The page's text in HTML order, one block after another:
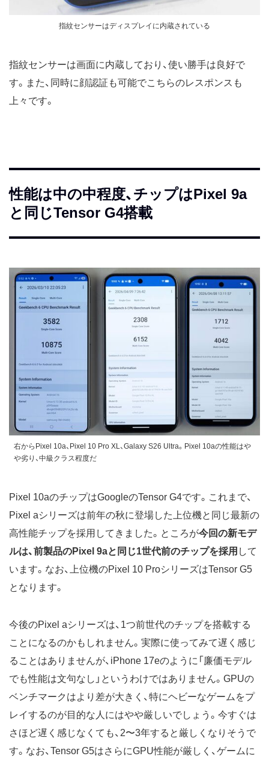
指紋センサーはディスプレイに内蔵されている
指紋センサーは画面に内蔵しており、使い勝手は良好で
す。また、同時に顔認証も可能でこちらのレスポンスも
上々です。
性能は中の中程度、チップはPixel 9a
と同じTensor G4搭載
右からPixel 10a、Pixel 10 Pro XL、Galaxy S26 Ultra。Pixel 10aの性能はや
や劣り、中級クラス程度だ
Pixel 10aのチップはGoogleのTensor G4です。これまで、
Pixel aシリーズは前年の秋に登場した上位機と同じ最新の
高性能チップを採用してきました。ところが今回の新モデ
ルは、前製品のPixel 9aと同じ1世代前のチップを採用 して
います。なお、上位機のPixel 10 ProシリーズはTensor G5
となります。
今後のPixel aシリーズは、1つ前世代のチップを搭載する
ことになるのかもしれません。実際に使ってみて遅く感じ
ることはありませんが、iPhone 17eのように「廉価モデル
でも性能は文句なし」というわけではありません。GPUの
ベンチマークはより差が大きく、特にヘビーなゲームをプ
レイするのが目的な人にはやや厳しいでしょう。今すぐは
さほど遅く感じなくても、2〜3年すると厳しくなりそうで
す。なお、Tensor G5はさらにGPU性能が厳しく、ゲームに